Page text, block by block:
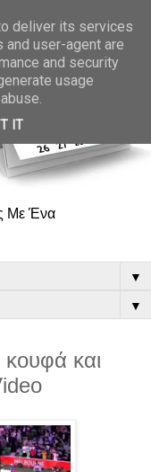
Με Ένα
▼
▼
και
deliver its services
and user-agent are
and security
usage
IT